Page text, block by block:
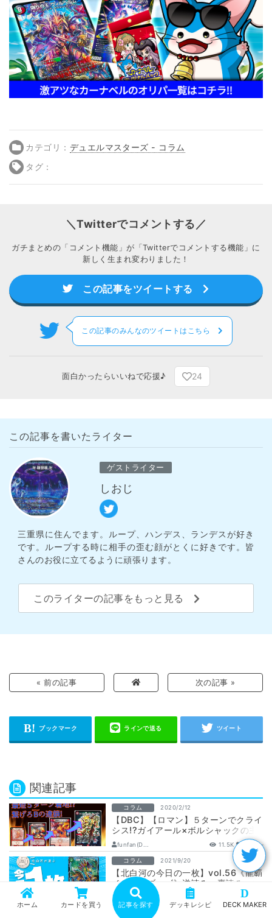
カテゴリ： デュエルマスターズ - コラム
タグ：
＼Twitterでコメントする／
ガチまとめの「コメント機能」が「Twitterでコメントする機能」に
新しく生まれ変わりました！
この記事をツイートする
この記事のみんなのツイートはこちら
面白かったらいいねで応援♪ 24
この記事を書いたライター
ゲストライター
しおじ
三重県に住んでます。ループ、ハンデス、ランデスが好き
です。ループする時に相手の歪む顔がとくに好きです。皆
さんのお役に立てるように頑張ります。
このライターの記事をもっと見る
« 前の記事 次の記事 »
関連記事
コラム 2020/2/12
【DBC】【ロマン】５ターンでクライ
シス!?ガイアール×ボルシャックの主
人公コンビ
funfan(D... 11.5K -
コラム 2021/9/20
【北白河の今日の一枚】vol.56《龍覇
イメン＝ブーゴ》逆読み・裏読み・対
偶読み
北白河 16
ホーム カードを買う 記事を探す デッキレシピ
D
DECK MAKER